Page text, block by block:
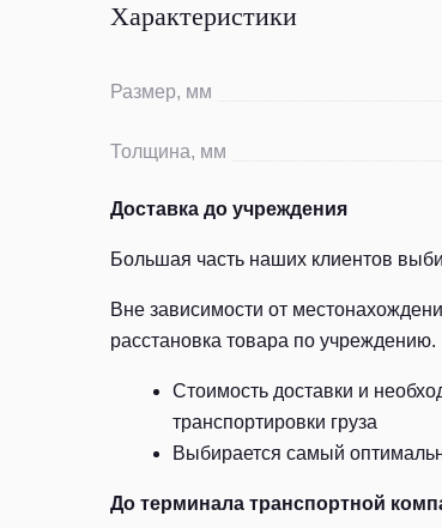
Характеристики
Размер, мм
Толщина, мм
Доставка до учреждения
Большая часть наших клиентов
Вне зависимости от
расстановка товара по учреждению.
Стоимость доставки и
транспортировки груза
Выбирается самый
До терминала транспортной